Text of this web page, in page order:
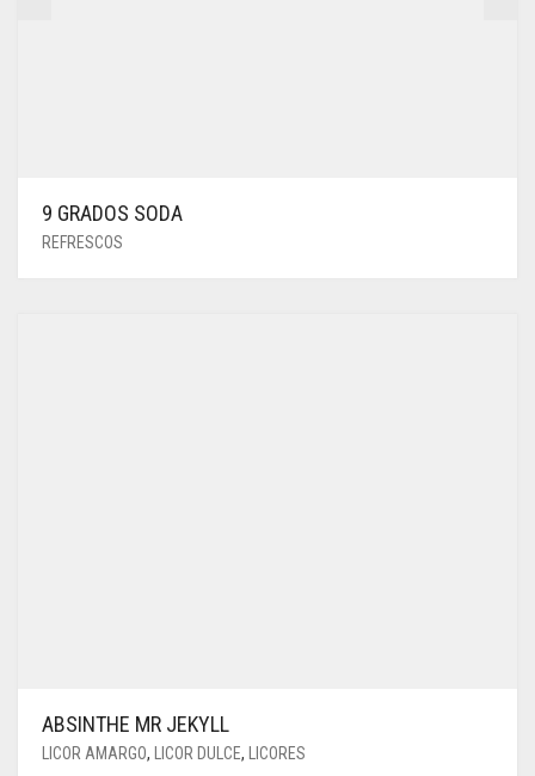
9 GRADOS SODA
REFRESCOS
ABSINTHE MR JEKYLL
LICOR AMARGO, LICOR DULCE, LICORES